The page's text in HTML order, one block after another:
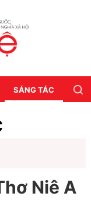
SÁNG TÁC
Niê A